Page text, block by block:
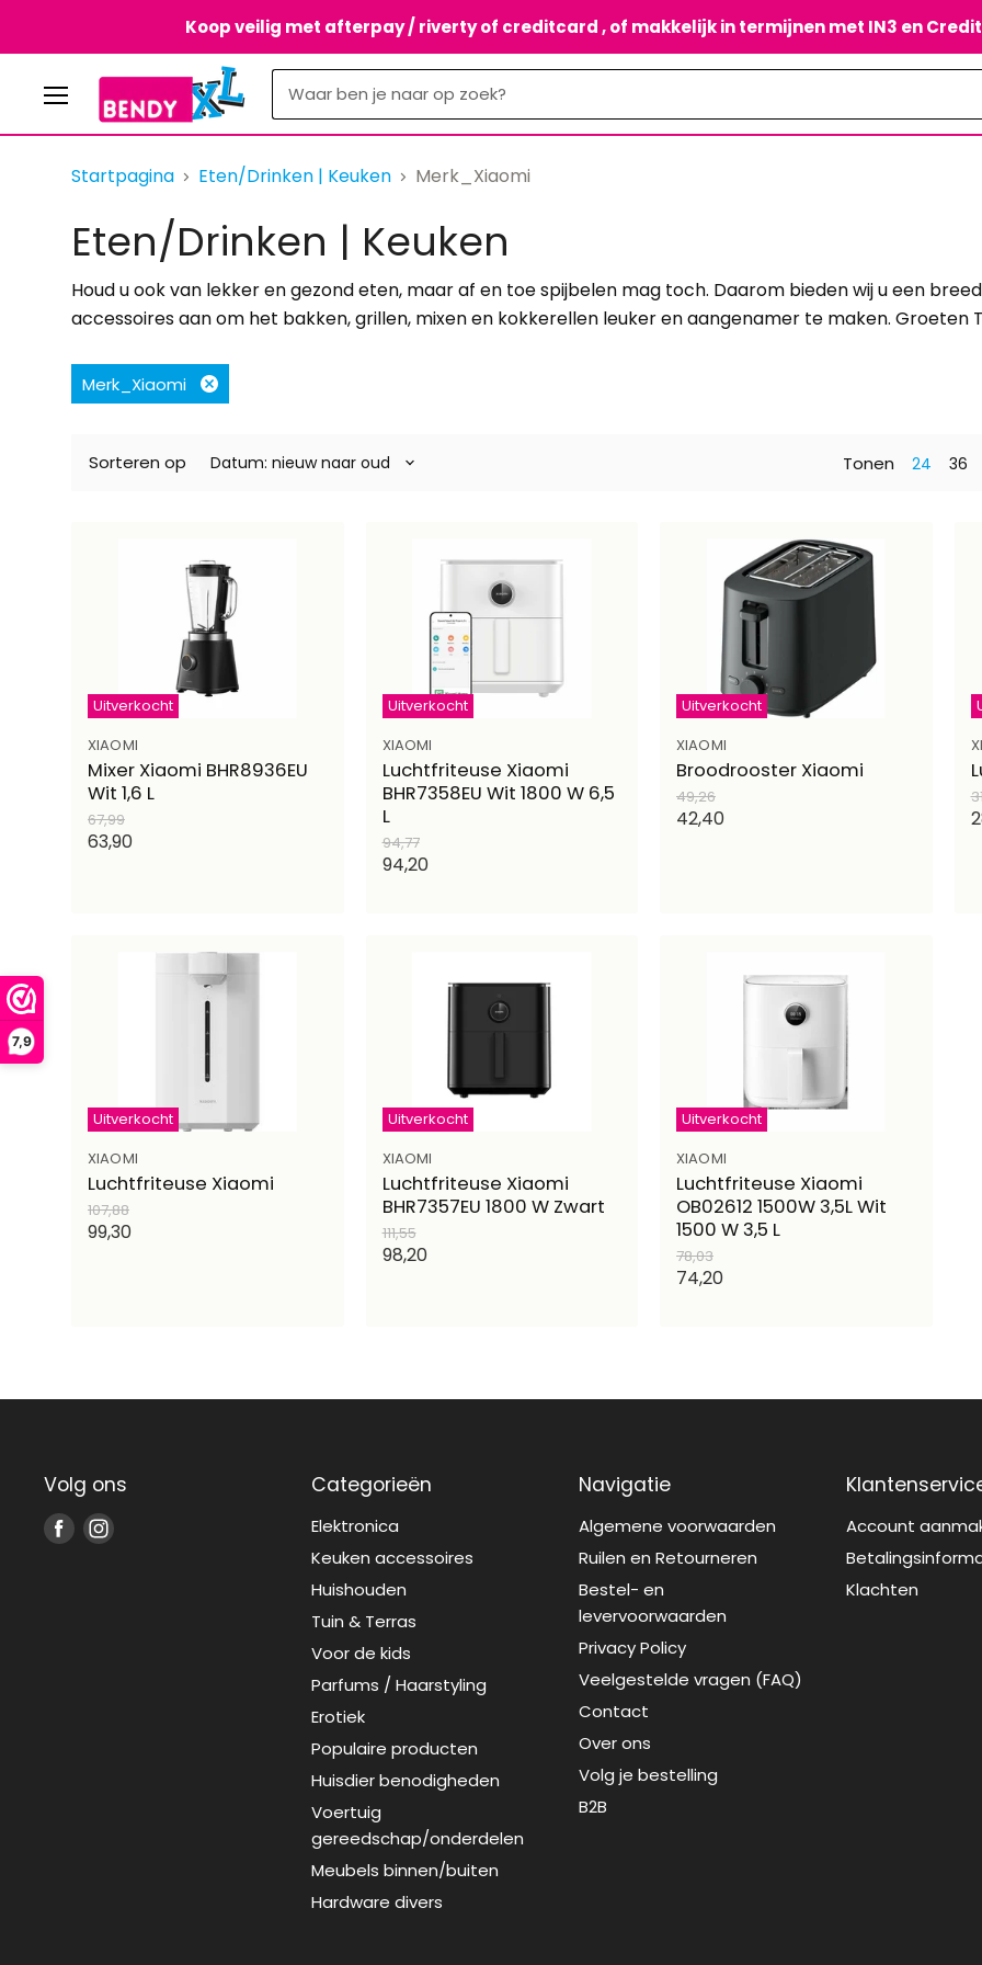
7,9
Koop veilig met afterpay / riverty of creditcard , of makkelijk in termijnen met IN3 en
Menu
Startpagina
Eten/Drinken | Keuken Merk_Xiaomi
Eten/Drinken | Keuken
Houd u ook van lekker en gezond eten, maar af en toe spijbelen mag toch. Daarom bieden wij u een
accessoires aan om het bakken, grillen, mixen en kokkerellen leuker en aangenamer te maken. Groeten
Merk_Xiaomi
Filter
Sorteren op
Tonen 24 36
Uitverkocht
XIAOMI
Mixer Xiaomi BHR8936EU
Wit 1,6 L
Oorspronkelijke
prijs
67,99
Huidige
63,90
Uitverkocht
XIAOMI
Luchtfriteuse Xiaomi
BHR7358EU Wit 1800 W 6,5
L
Oorspronkelijke
prijs
94,77
Huidige
94,20
Uitverkocht
XIAOMI
Broodrooster Xiaomi
Oorspronkelijke
prijs
49,26
Huidige
42,40
Uitverkocht
XIAOMI
Luchtfriteuse Xiaomi
Oorspronkelijke
prijs
107,88
Huidige
99,30
Uitverkocht
XIAOMI
Luchtfriteuse Xiaomi
BHR7357EU 1800 W Zwart
Oorspronkelijke
prijs
111,55
Huidige
98,20
Uitverkocht
XIAOMI
Luchtfriteuse Xiaomi
OB02612 1500W 3,5L Wit
1500 W 3,5 L
Oorspronkelijke
prijs
78,03
Huidige
74,20
Volg ons
VindVind
Categorieën
Elektronica
Keuken accessoires
Huishouden
Tuin & Terras
Voor de kids
Parfums / Haarstyling
Erotiek
Populaire producten
Huisdier benodigheden
Voertuig
gereedschap/onderdelen
Meubels binnen/buiten
Hardware divers
Navigatie
Algemene voorwaarden
Ruilen en Retourneren
Bestel- en
levervoorwaarden
Privacy Policy
Veelgestelde vragen (FAQ)
Contact
Over ons
Volg je bestelling
B2B
Account
Klachten